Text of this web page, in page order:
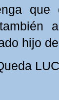
hijo